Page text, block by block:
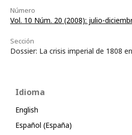
Número
Vol. 10 Núm. 20 (2008): julio-
Sección
Dossier: La crisis imperial de 1808
Idioma
English
Español (España)